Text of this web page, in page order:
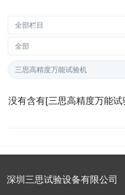
没有含有[三思高精度万能试
深圳三思试验设备有限公司